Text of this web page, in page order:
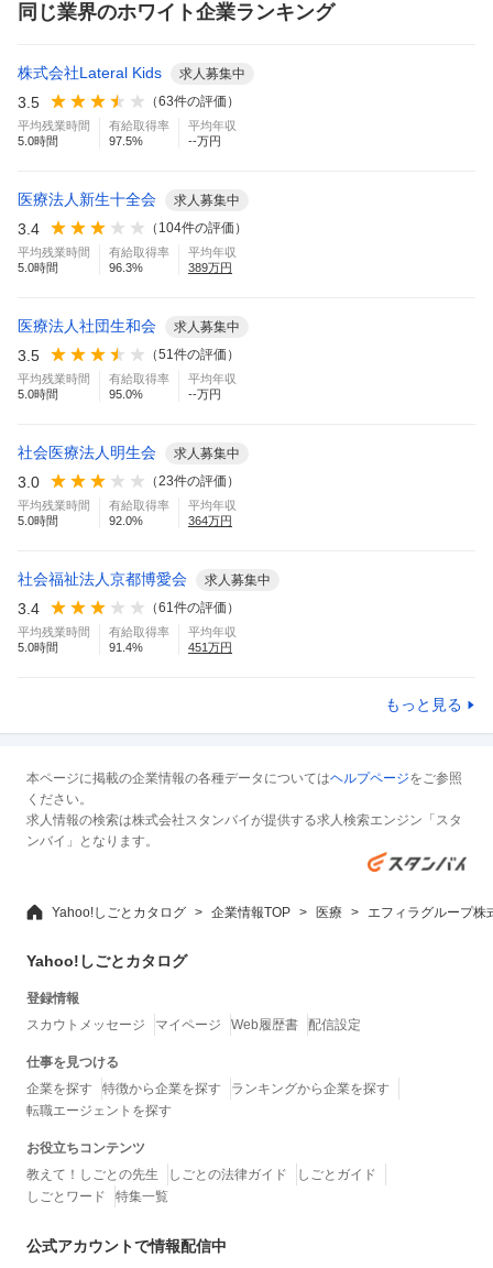
同じ業界のホワイト企業ランキング
株式会社Lateral Kids 求人募集中
3.5 （63件の評価）
平均残業時間
5.0時間
有給取得率
97.5%
平均年収
--万円
医療法人新生十全会 求人募集中
3.4 （ 104件の評価）
平均残業時間
5.0時間
有給取得率
96.3%
平均年収
389万円
医療法人社団生和会 求人募集中
3.5 （51件の評価）
平均残業時間
5.0時間
有給取得率
95.0%
平均年収
--万円
社会医療法人明生会 求人募集中
3.0 （23件の評価）
平均残業時間
5.0時間
有給取得率
92.0%
平均年収
364万円
社会福祉法人京都博愛会 求人募集中
3.4 （61件の評価）
平均残業時間
5.0時間
有給取得率
91.4%
平均年収
451 万円
もっと見る
本ページに掲載の企業情報の各種データについてはヘルプページをご参照
ください。
求人情報の検索は株式会社スタンバイが提供する求人検索エンジン「スタ
ンバイ」となります。
Yahoo!しごとカタログ 企業情報TOP 医療 エフィラグループ株
Yahoo!しごとカタログ
登録情報
スカウトメッセージ
マイページ Web履歴書 配信設定
仕事を見つける
企業を探す
特徴から企業を探す
ランキングから企業を探す
転職エージェントを探す
お役立ちコンテンツ
教えて！しごとの先生
しごとの法律ガイド
しごとガイド
しごとワード
特集一覧
公式アカウントで情報配信中